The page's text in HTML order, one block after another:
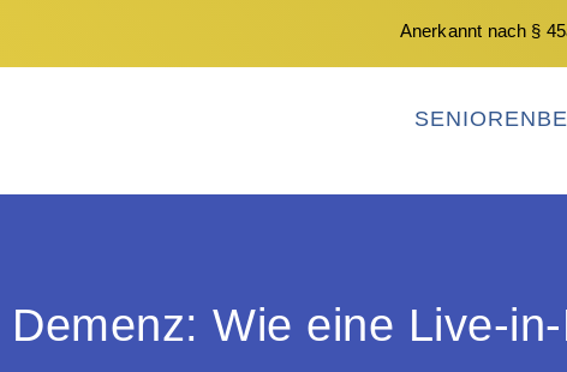
Anerkannt nach §
Demenz: Wie eine Live-